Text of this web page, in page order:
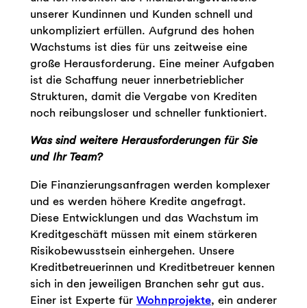
unserer Kundinnen und Kunden schnell und
unkompliziert erfüllen. Aufgrund des hohen
Wachstums ist dies für uns zeitweise eine
große Herausforderung. Eine meiner Aufgaben
ist die Schaffung neuer innerbetrieblicher
Strukturen, damit die Vergabe von Krediten
noch reibungsloser und schneller funktioniert.
Was sind weitere Herausforderungen für Sie
und Ihr Team?
Die Finanzierungsanfragen werden komplexer
und es werden höhere Kredite angefragt.
Diese Entwicklungen und das Wachstum im
Kreditgeschäft müssen mit einem stärkeren
Risikobewusstsein einhergehen. Unsere
Kreditbetreuerinnen und Kreditbetreuer kennen
sich in den jeweiligen Branchen sehr gut aus.
Einer ist Experte für Wohnprojekte, ein anderer